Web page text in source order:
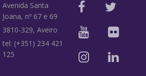
Avenida Santa
Joana, nº 67 e 69
3810-329, Aveiro
tel: (+351) 234 421
125